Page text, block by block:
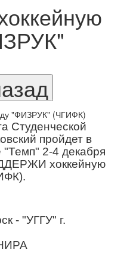
Студенческой
пройдет в
2-4 декабря
хоккейную
- "УГГУ" г.